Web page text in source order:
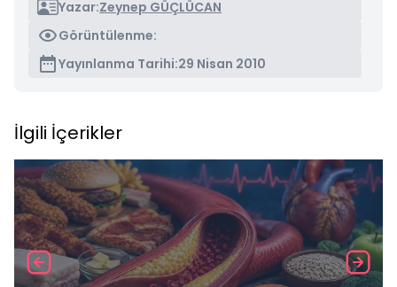
Yazar:Zeynep GÜÇLÜCAN
Görüntülenme:
Yayınlanma Tarihi:29 Nisan 2010
İlgili İçerikler